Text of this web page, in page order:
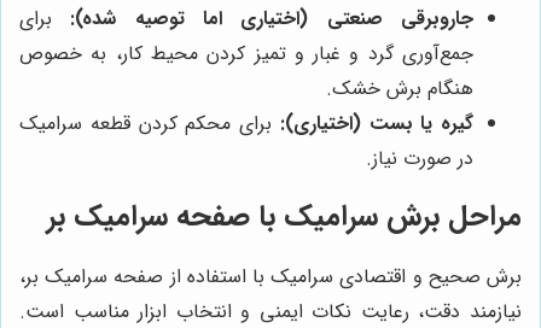
جاروبرقی صنعتی (اختیاری اما توصیه شده): برای
جمع‌آوری گرد و غبار و تمیز کردن محیط کار، به خصوص
هنگام برش خشک.
گیره یا بست (اختیاری): برای محکم کردن قطعه سرامیک
در صورت نیاز.
مراحل برش سرامیک با صفحه سرامیک بر
برش صحیح و اقتصادی سرامیک با استفاده از صفحه سرامیک بر،
نیازمند دقت، رعایت نکات ایمنی و انتخاب ابزار مناسب است.